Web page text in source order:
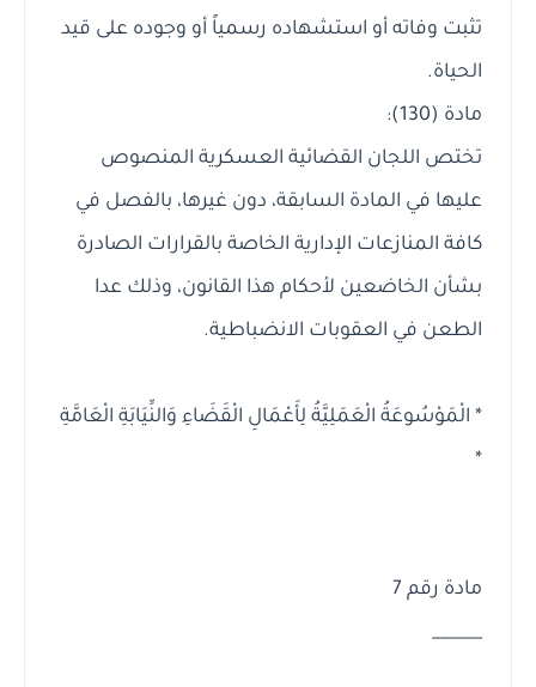
تثبت وفاته أو استشهاده رسمياً أو وجوده على قيد
الحياة.
مادة (130):
تختص اللجان القضائية العسكرية المنصوص
عليها في المادة السابقة، دون غيرها، بالفصل في
كافة المنازعات الإدارية الخاصة بالقرارات الصادرة
بشأن الخاضعين لأحكام هذا القانون، وذلك عدا
الطعن في العقوبات الانضباطية.
* الْمَوْسُوعَةُ الْعَمَلِيَّةُ لِأَعْمَالِ الْقَضَاءِ وَالنِّيَابَةِ الْعَامَّةِ
*
مادة رقم 7
______